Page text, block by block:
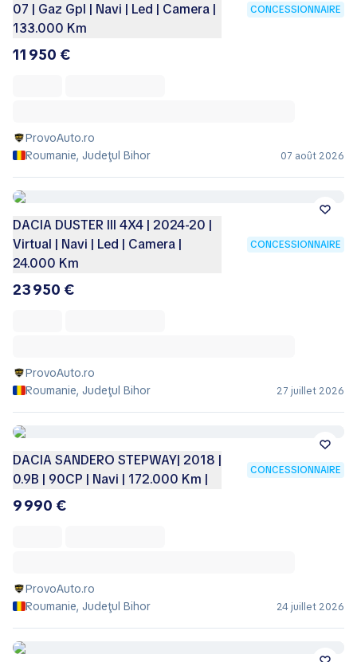
07 | Gaz Gpl | Navi | Led | Camera |
133.000 Km
CONCESSIONNAIRE
11 950 €
ProvoAuto.ro
Roumanie, Judeţul Bihor
07 août 2026
DACIA DUSTER III 4X4 | 2024-20 |
Virtual | Navi | Led | Camera |
24.000 Km
CONCESSIONNAIRE
23 950 €
ProvoAuto.ro
Roumanie, Judeţul Bihor
27 juillet 2026
DACIA SANDERO STEPWAY| 2018 |
0.9B | 90CP | Navi | 172.000 Km |
CONCESSIONNAIRE
9 990 €
ProvoAuto.ro
Roumanie, Judeţul Bihor
24 juillet 2026